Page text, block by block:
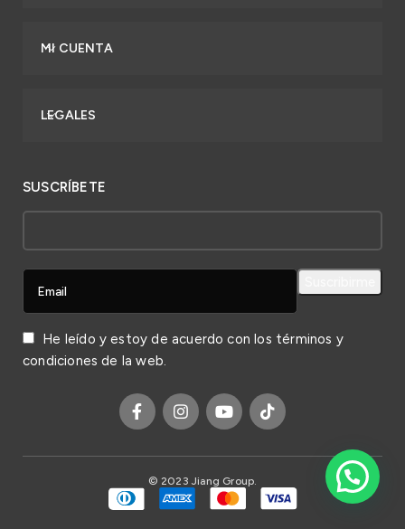
MI CUENTA
LEGALES
SUSCRÍBETE
He leído y estoy de acuerdo con los términos y
condiciones de la web.
© 2023 Jiang Group.